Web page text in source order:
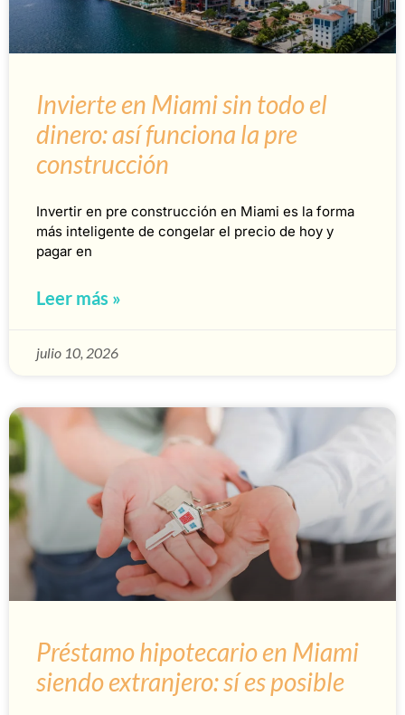
Invierte en Miami sin todo el
dinero: así funciona la pre
construcción
Invertir en pre construcción en Miami es la forma
más inteligente de congelar el precio de hoy y
pagar en
Leer más »
julio 10, 2026
Préstamo hipotecario en Miami
siendo extranjero: sí es posible